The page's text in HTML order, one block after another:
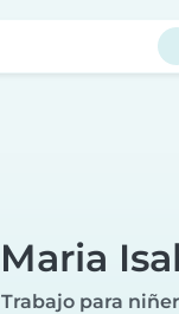
Maria
Trabajo para